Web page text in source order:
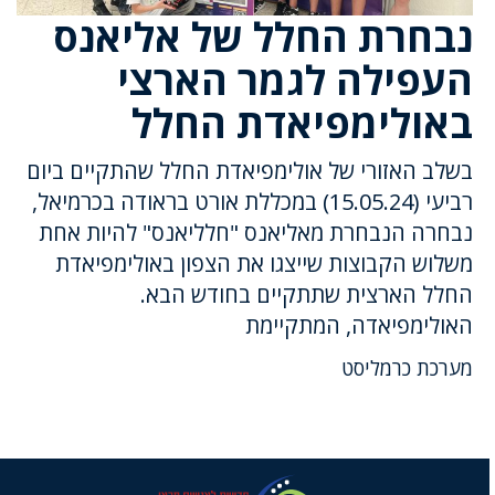
נבחרת החלל של אליאנס
העפילה לגמר הארצי
באולימפיאדת החלל
בשלב האזורי של אולימפיאדת החלל שהתקיים ביום
רביעי (15.05.24) במכללת אורט בראודה בכרמיאל,
נבחרה הנבחרת מאליאנס "חלליאנס" להיות אחת
משלוש הקבוצות שייצגו את הצפון באולימפיאדת
החלל הארצית שתתקיים בחודש הבא.
האולימפיאדה, המתקיימת
מערכת כרמליסט